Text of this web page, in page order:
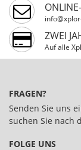
ZWEI
Auf alle
FRAGEN?
Senden Sie uns
suchen Sie nach
FOLGE UNS